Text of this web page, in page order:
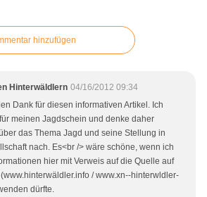
hinzufügen
Hinterwäldlern 04/16/2012 09:34
Dank für diesen informativen Artikel. Ich
meinen Jagdschein und denke daher
das Thema Jagd und seine Stellung in
nach. Es<br /> wäre schöne, wenn ich
hier mit Verweis auf die Quelle auf
/ www.xn--hinterwldler-
dürfte.